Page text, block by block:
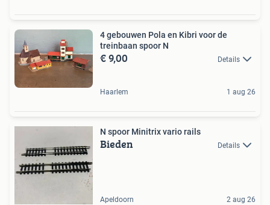
4 gebouwen Pola en Kibri voor de
treinbaan spoor N
€ 9,00 Details
Haarlem 1 aug 26
N spoor Minitrix vario rails
Bieden Details
Apeldoorn 2 aug 26